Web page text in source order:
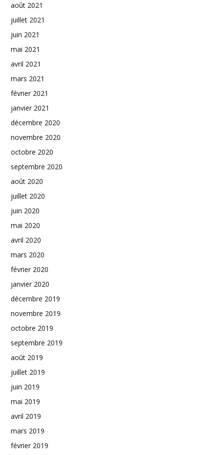
août 2021
juillet 2021
juin 2021
mai 2021
avril 2021
mars 2021
février 2021
janvier 2021
décembre 2020
novembre 2020
octobre 2020
septembre 2020
août 2020
juillet 2020
juin 2020
mai 2020
avril 2020
mars 2020
février 2020
janvier 2020
décembre 2019
novembre 2019
octobre 2019
septembre 2019
août 2019
juillet 2019
juin 2019
mai 2019
avril 2019
mars 2019
février 2019